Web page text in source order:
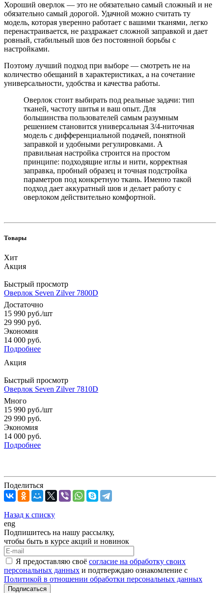
Хороший оверлок — это не обязательно самый сложный и не
обязательно самый дорогой. Удачной можно считать ту
модель, которая уверенно работает с вашими тканями, легко
перенастраивается, не раздражает сложной заправкой и дает
ровный, стабильный шов без постоянной борьбы с
настройками.
Поэтому лучший подход при выборе — смотреть не на
количество обещаний в характеристиках, а на сочетание
универсальности, удобства и качества работы.
Оверлок стоит выбирать под реальные задачи: тип
тканей, частоту шитья и ваш опыт. Для
большинства пользователей самым разумным
решением становится универсальная 3/4-ниточная
модель с дифференциальной подачей, понятной
заправкой и удобными регулировками. А
правильная настройка строится на простом
принципе: подходящие иглы и нити, корректная
заправка, пробный образец и точная подстройка
параметров под конкретную ткань. Именно такой
подход дает аккуратный шов и делает работу с
оверлоком действительно комфортной.
Товары
Хит
Акция
Быстрый просмотр
Оверлок Seven Zilver 7800D
Достаточно
15 990 руб./шт
29 990 руб.
Экономия
14 000 руб.
Подробнее
Акция
Быстрый просмотр
Оверлок Seven Zilver 7810D
Много
15 990 руб./шт
29 990 руб.
Экономия
14 000 руб.
Подробнее
Поделиться
Назад к списку
eng
Подпишитесь на нашу рассылку,
чтобы быть в курсе акций и новинок
Я предоставляю своё согласие на обработку своих
персональных данных и подтверждаю ознакомление с
Политикой в отношении обработки персональных данных
Подписаться